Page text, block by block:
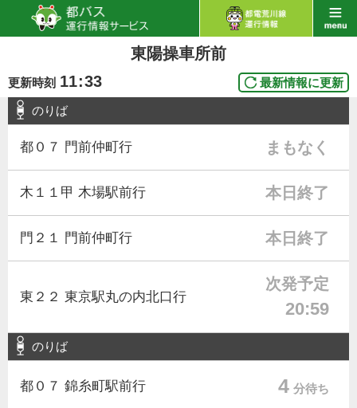
東陽操車所前
更新時刻 11:33 最新情報に更新
のりば
都０７ 門前仲町行 まもなく
木１１甲 木場駅前行 本日終了
門２１ 門前仲町行 本日終了
東２２ 東京駅丸の内北口行
次発予定
20:59
のりば
都０７ 錦糸町駅前行 4 分待ち